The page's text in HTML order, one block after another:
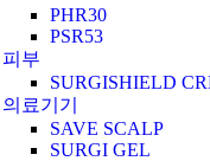
PHR30
PSR53
피부
SURGISHIELD
의료기기
SAVE SCALP
SURGI GEL